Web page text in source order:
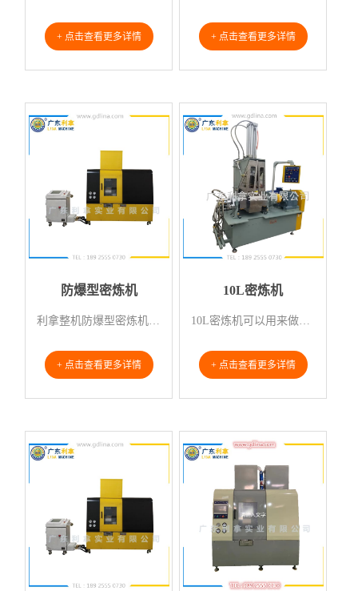
+ 点击查看更多详情 + 点击查看更多详情
防爆型密炼机
利拿整机防爆型密炼机（国家防爆合格证书），针对易燃易爆物料危险环境设计规范,保护生产生命及财产安全。
+ 点击查看更多详情
10L密炼机
10L密炼机可以用来做实验，也可以用来做批量生产，10L密炼机主要还是用在企业当中，院校与科研以及军...
+ 点击查看更多详情